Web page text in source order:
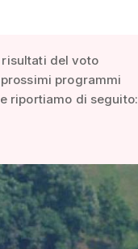
del voto
programmi
riportiamo di seguito: